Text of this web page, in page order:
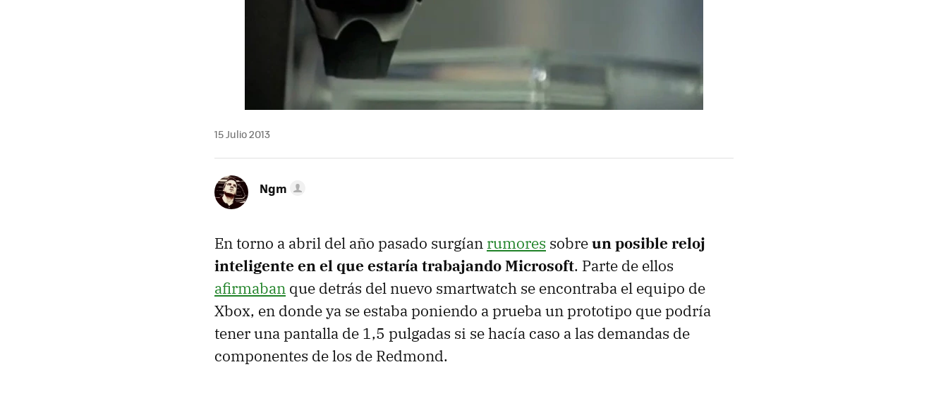
15 Julio 2013
Ngm
En torno a abril del año pasado surgían rumores sobreun posible reloj
inteligente en el que estaría trabajando Microsoft. Parte de ellos
afirmaban que detrás del nuevo smartwatch se encontraba el equipo de
Xbox, en donde ya se estaba poniendo a prueba un prototipo que podría
tener una pantalla de 1,5 pulgadas si se hacía caso a las demandas de
componentes de los de Redmond.